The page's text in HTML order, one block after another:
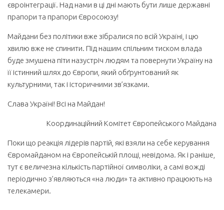
євроінтеграції. Над нами в ці дні мають бути лише державні
прапори та прапори Євросоюзу!
Майдани без політики вже зібралися по всій Україні, і цю
хвилю вже не спинити. Під нашим спільним тиском влада
буде змушена піти назустріч людям та повернути Україну на
її істинний шлях до Європи, який обґрунтований як
культурними, так і історичними зв’язками.
Слава Україні! Всі на Майдан!
Координаційний Комітет Європейського Майдана
Поки що реакція лідерів партій, які взяли на себе керування
Євромайданом на Європейській площі, невідома. Як і раніше,
тут є величезна кількість партійної символіки, а самі вожді
періодично з’являються «на люди» та активно працюють на
телекамери.